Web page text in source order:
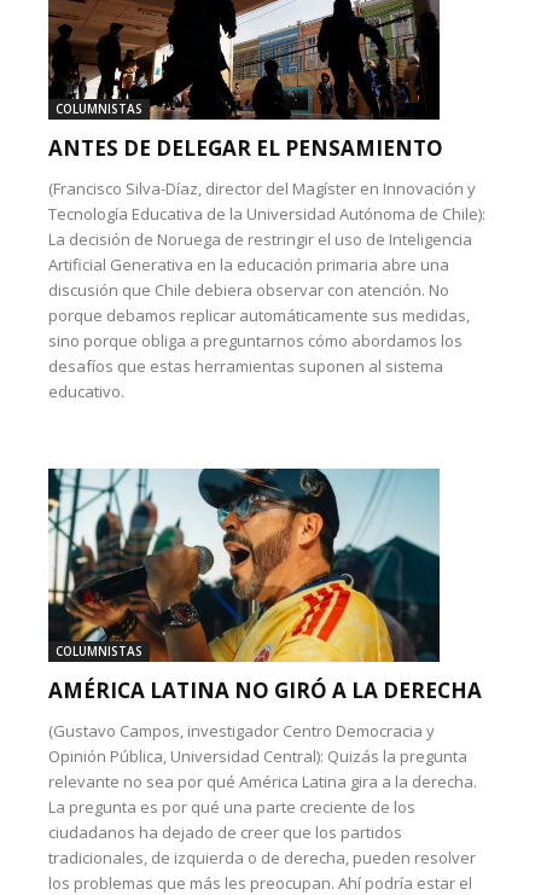
COLUMNISTAS
ANTES DE DELEGAR EL PENSAMIENTO
(Francisco Silva-Díaz, director del Magíster en Innovación y
Tecnología Educativa de la Universidad Autónoma de Chile):
La decisión de Noruega de restringir el uso de Inteligencia
Artificial Generativa en la educación primaria abre una
discusión que Chile debiera observar con atención. No
porque debamos replicar automáticamente sus medidas,
sino porque obliga a preguntarnos cómo abordamos los
desafíos que estas herramientas suponen al sistema
educativo.
COLUMNISTAS
AMÉRICA LATINA NO GIRÓ A LA DERECHA
(Gustavo Campos, investigador Centro Democracia y
Opinión Pública, Universidad Central): Quizás la pregunta
relevante no sea por qué América Latina gira a la derecha.
La pregunta es por qué una parte creciente de los
ciudadanos ha dejado de creer que los partidos
tradicionales, de izquierda o de derecha, pueden resolver
los problemas que más les preocupan. Ahí podría estar el